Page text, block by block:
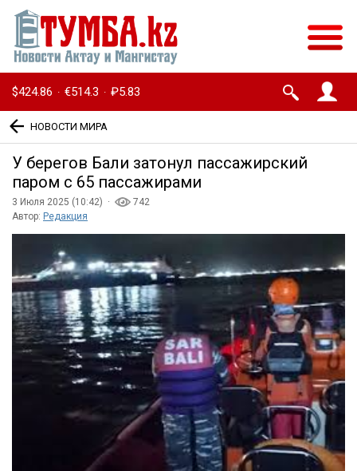
$424.86 · €514.3 · ₽5.83
НОВОСТИ МИРА
У берегов Бали затонул пассажирский
паром с 65 пассажирами
3 Июля 2025 (10:42) ·
742
Автор: Редакция